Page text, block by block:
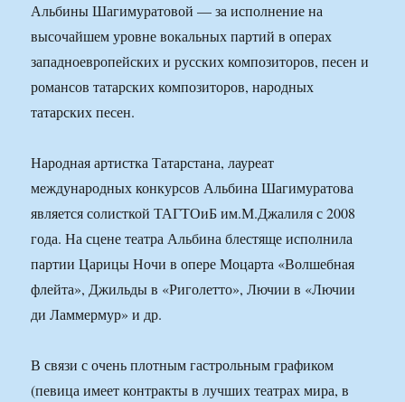
Альбины Шагимуратовой — за исполнение на
высочайшем уровне вокальных партий в операх
западноевропейских и русских композиторов, песен и
романсов татарских композиторов, народных
татарских песен.
Народная артистка Татарстана, лауреат
международных конкурсов Альбина Шагимуратова
является солисткой ТАГТОиБ им.М.Джалиля с 2008
года. На сцене театра Альбина блестяще исполнила
партии Царицы Ночи в опере Моцарта «Волшебная
флейта», Джильды в «Риголетто», Лючии в «Лючии
ди Ламмермур» и др.
В связи с очень плотным гастрольным графиком
(певица имеет контракты в лучших театрах мира, в